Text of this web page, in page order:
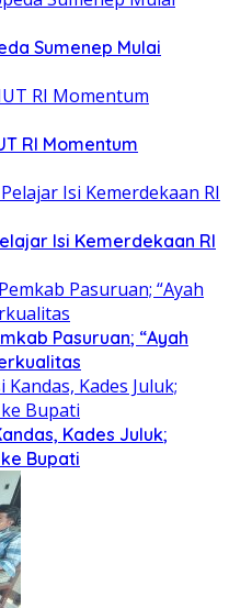
Sumenep Mulai
RI Momentum
Isi Kemerdekaan RI
Pasuruan; “Ayah
Kades Juluk;
Bupati